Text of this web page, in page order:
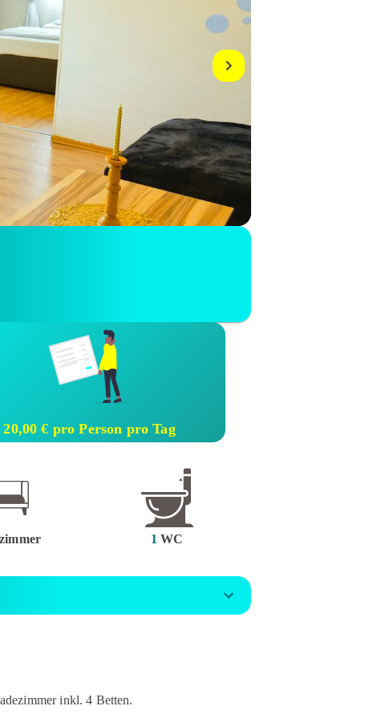
20,00 € pro Person pro Tag
1 WC
inkl. 4 Betten.